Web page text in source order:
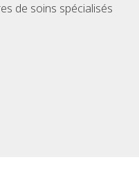
de soins spécialisés